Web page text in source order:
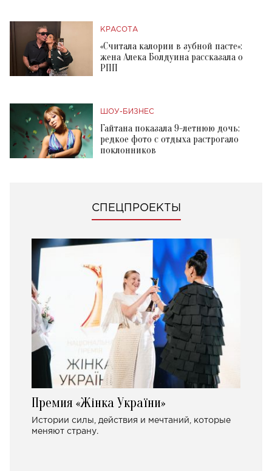
КРАСОТА
«Считала калории в зубной пасте»:
жена Алека Болдуина рассказала о
РПП
ШОУ-БИЗНЕС
Гайтана показала 9-летнюю дочь:
редкое фото с отдыха растрогало
поклонников
СПЕЦПРОЕКТЫ
Премия «Жінка України»
Истории силы, действия и мечтаний, которые
меняют страну.